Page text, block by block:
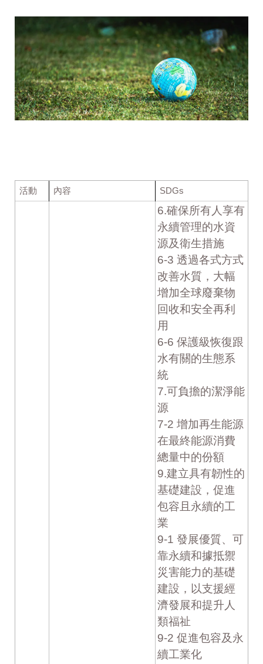
活動 內容 SDGs
6.確保所有人享有
永續管理的水資
源及衛生措施
6-3 透過各式方式
改善水質，大幅
增加全球廢棄物
回收和安全再利
用
6-6 保護級恢復跟
水有關的生態系
統
7.可負擔的潔淨能
源
7-2 增加再生能源
在最終能源消費
總量中的份額
9.建立具有韌性的
基礎建設，促進
包容且永續的工
業
9-1 發展優質、可
靠永續和據抵禦
災害能力的基礎
建設，以支援經
濟發展和提升人
類福祉
9-2 促進包容及永
續工業化